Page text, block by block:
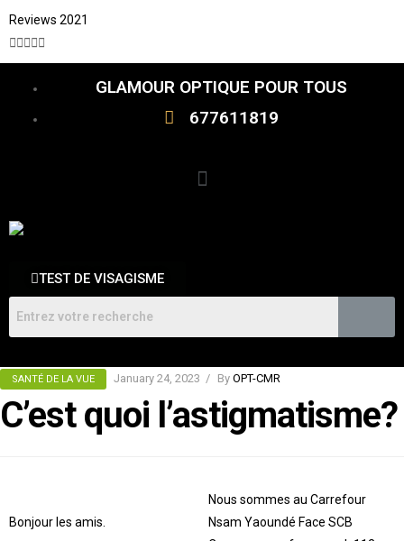
Reviews 2021

GLAMOUR OPTIQUE POUR TOUS
677611819
TEST DE VISAGISME
SANTÉ DE LA VUE January 24, 2023 By OPT-CMR
C’est quoi l’astigmatisme?
Bonjour les amis.
Nous sommes au Carrefour
Nsam Yaoundé Face SCB